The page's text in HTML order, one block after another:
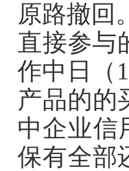
原路撤回
直接参与
作中日（
产品的的
中企业信
保有全部